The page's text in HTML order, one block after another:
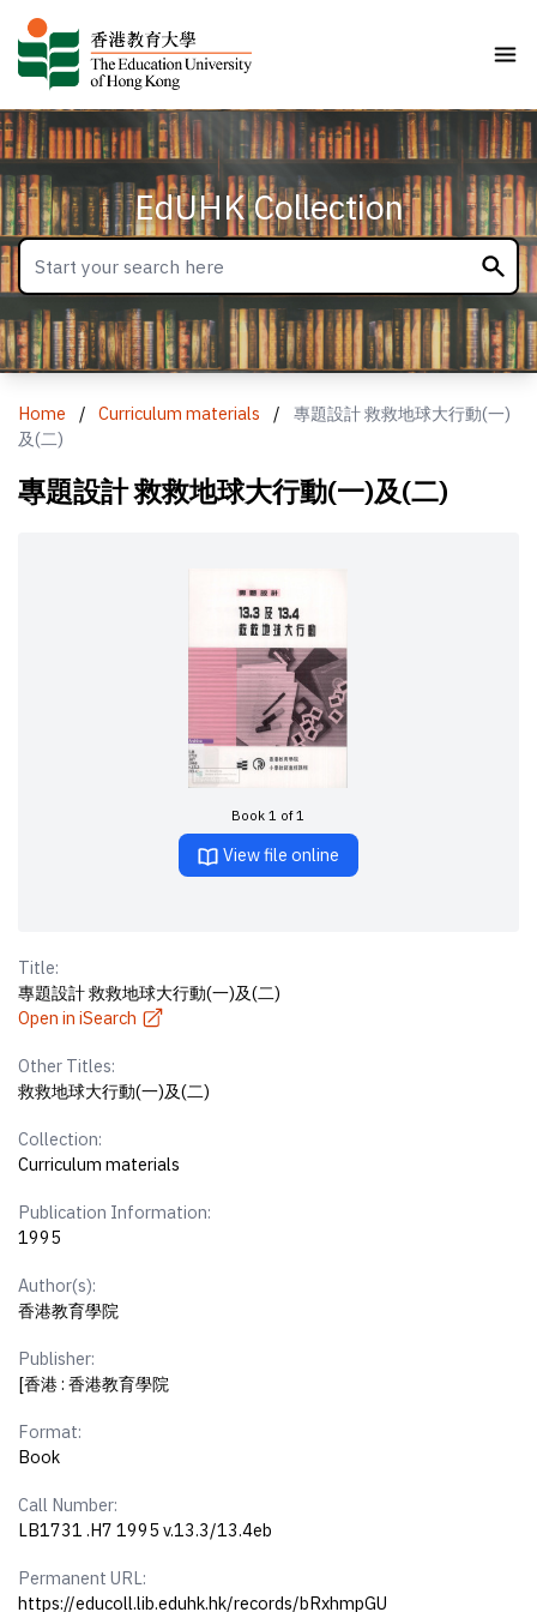
EdUHK Collection
Home / Curriculum materials /
專題設計 救救地球大行動(一)
及(二)
專題設計 救救地球大行動(一)及(二)
Book 1 of 1
View file online
Title:
專題設計 救救地球大行動(一)及(二)
Open in iSearch
Other Titles:
救救地球大行動(一)及(二)
Collection:
Curriculum materials
Publication Information:
1995
Author(s):
香港教育學院
Publisher:
[香港 : 香港教育學院
Format:
Book
Call Number:
LB1731 .H7 1995 v.13.3/13.4eb
Permanent URL:
https://educoll.lib.eduhk.hk/records/bRxhmpGU